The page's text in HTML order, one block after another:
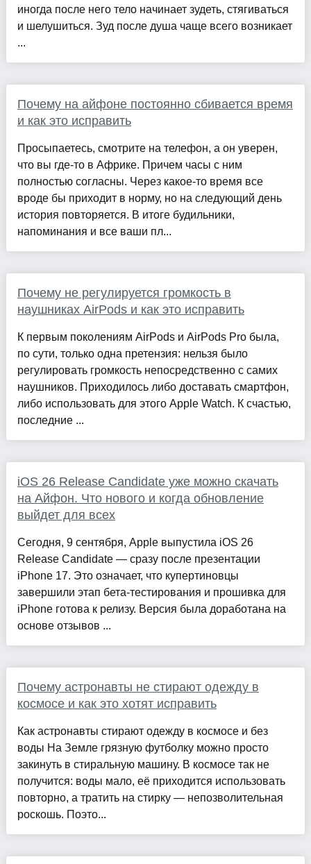
иногда после него тело начинает зудеть, стягиваться
и шелушиться. Зуд после душа чаще всего возникает
...
Почему на айфоне постоянно сбивается время
и как это исправить
Просыпаетесь, смотрите на телефон, а он уверен,
что вы где-то в Африке. Причем часы с ним
полностью согласны. Через какое-то время все
вроде бы приходит в норму, но на следующий день
история повторяется. В итоге будильники,
напоминания и все ваши пл...
Почему не регулируется громкость в
наушниках AirPods и как это исправить
К первым поколениям AirPods и AirPods Pro была,
по сути, только одна претензия: нельзя было
регулировать громкость непосредственно с самих
наушников. Приходилось либо доставать смартфон,
либо использовать для этого Apple Watch. К счастью,
последние ...
iOS 26 Release Candidate уже можно скачать
на Айфон. Что нового и когда обновление
выйдет для всех
Сегодня, 9 сентября, Apple выпустила iOS 26
Release Candidate — сразу после презентации
iPhone 17. Это означает, что купертиновцы
завершили этап бета-тестирования и прошивка для
iPhone готова к релизу. Версия была доработана на
основе отзывов ...
Почему астронавты не стирают одежду в
космосе и как это хотят исправить
Как астронавты стирают одежду в космосе и без
воды На Земле грязную футболку можно просто
закинуть в стиральную машину. В космосе так не
получится: воды мало, её приходится использовать
повторно, а тратить на стирку — непозволительная
роскошь. Поэто...